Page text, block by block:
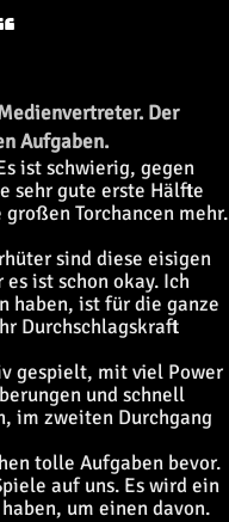
Der
Aufgaben.
ist schwierig, gegen
sehr gute erste Hälfte
Torchancen mehr.
sind diese eisigen
ist schon okay. Ich
haben, ist für die ganze
Durchschlagskraft
gespielt, mit viel Power
und schnell
im zweiten Durchgang
tolle Aufgaben bevor.
auf uns. Es wird ein
um einen davon.